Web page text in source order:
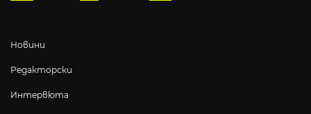
Новини
Редакторски
Интервюта